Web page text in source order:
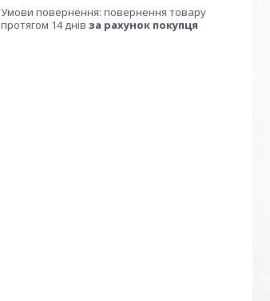
повернення товару
протягом 14 днів за рахунок покупця